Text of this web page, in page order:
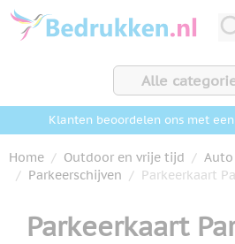
Ga naar de inhoud
Alle
Klanten beoordelen ons met een
Home / Outdoor en vrije tijd /
/ Parkeerschijven / Parkeerkaart
Parkeerkaart